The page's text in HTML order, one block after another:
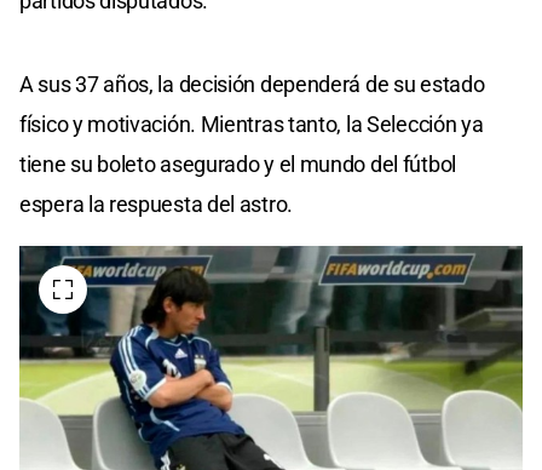
A sus 37 años, la decisión dependerá de su estado
físico y motivación. Mientras tanto, la Selección ya
tiene su boleto asegurado y el mundo del fútbol
espera la respuesta del astro.